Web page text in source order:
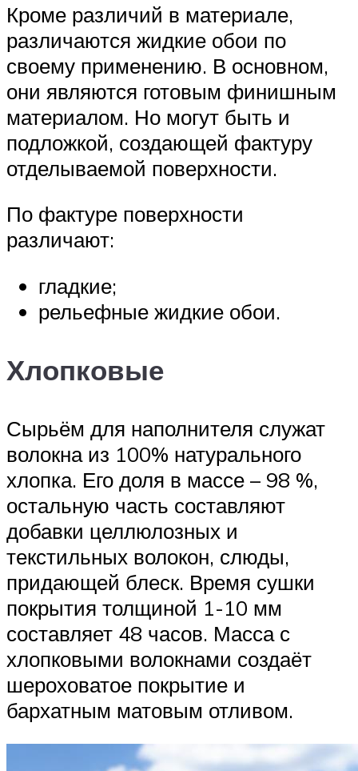
Кроме различий в материале,
различаются жидкие обои по
своему применению. В основном,
они являются готовым финишным
материалом. Но могут быть и
подложкой, создающей фактуру
отделываемой поверхности.
По фактуре поверхности
различают:
гладкие;
рельефные жидкие обои.
Хлопковые
Сырьём для наполнителя служат
волокна из 100% натурального
хлопка. Его доля в массе – 98 %,
остальную часть составляют
добавки целлюлозных и
текстильных волокон, слюды,
придающей блеск. Время сушки
покрытия толщиной 1-10 мм
составляет 48 часов. Масса с
хлопковыми волокнами создаёт
шероховатое покрытие и
бархатным матовым отливом.